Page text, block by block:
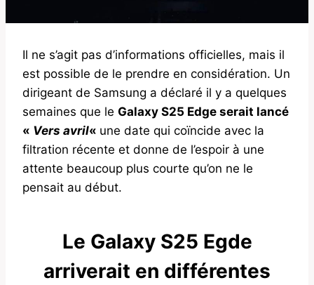
Il ne s’agit pas d’informations officielles, mais il
est possible de le prendre en considération. Un
dirigeant de Samsung a déclaré il y a quelques
semaines que le Galaxy S25 Edge serait lancé
« Vers avril« une date qui coïncide avec la
filtration récente et donne de l’espoir à une
attente beaucoup plus courte qu’on ne le
pensait au début.
Le Galaxy S25 Egde
arriverait en différentes